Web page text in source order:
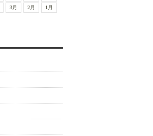
3月 2月 1月